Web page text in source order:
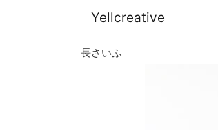
Yellcreative
長さいふ